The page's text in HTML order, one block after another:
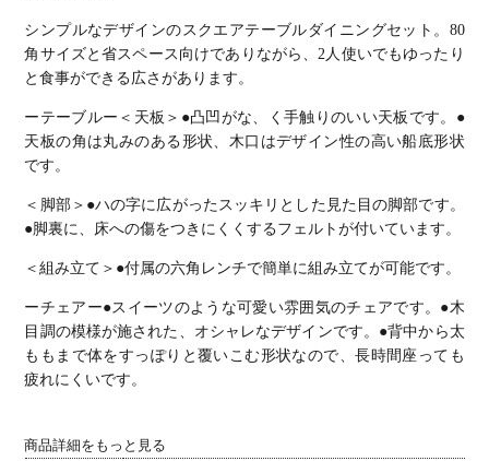
テーブル×1
チェア×2)
チェア×2)
円形テーブ
ル×1 回転椅
子×2)
丸テーブル
×1 回転椅子
×4)
シンプルなデザインのスクエアテーブルダイニングセット。 80
角サイズと省スペース向けでありながら、2人使いでもゆったり
と食事ができる広さがあります。
ーテーブルー ＜天板＞ ●凸凹がな、く手触りのいい天板です。 ●
天板の角は丸みのある形状、木口はデザイン性の高い船底形状
です。
＜脚部＞ ●ハの字に広がったスッキリとした見た目の脚部です。
●脚裏に、床への傷をつきにくくするフェルトが付いています。
＜組み立て＞ ●付属の六角レンチで簡単に組み立てが可能です。
ーチェアー●スイーツのような可愛い雰囲気のチェアです。 ●木
目調の模様が施された、オシャレなデザインです。 ●背中から太
ももまで体をすっぽりと覆いこむ形状なので、長時間座っても
疲れにくいです。
商品詳細をもっと見る